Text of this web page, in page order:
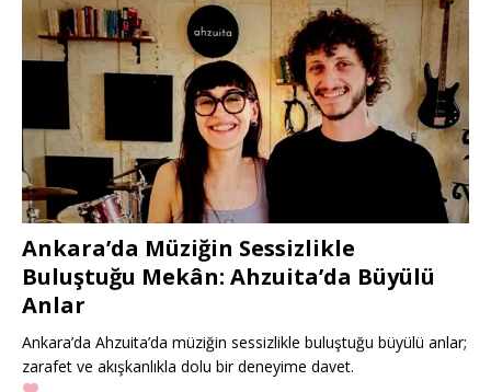
Ankara’da Müziğin Sessizlikle
Buluştuğu Mekân: Ahzuita’da Büyülü
Anlar
Ankara’da Ahzuita’da müziğin sessizlikle buluştuğu büyülü anlar;
zarafet ve akışkanlıkla dolu bir deneyime davet.